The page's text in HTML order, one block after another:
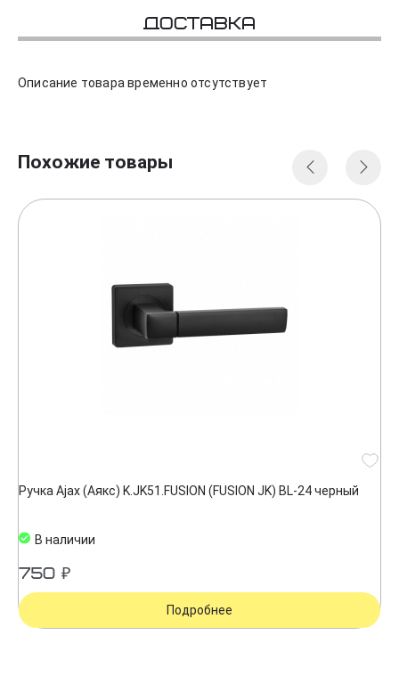
Доставка
Описание товара временно отсутствует
Похожие товары
Ручка Ajax (Аякс) K.JK51.FUSION (FUSION JK) BL-24 черный
В наличии
750 ₽
Подробнее